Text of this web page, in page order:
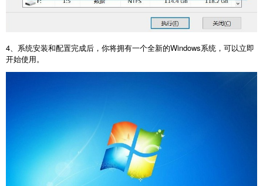
4 、系统安装和配置完成后，你将拥有一个全新的Windows系统，可以立即
开始使用。